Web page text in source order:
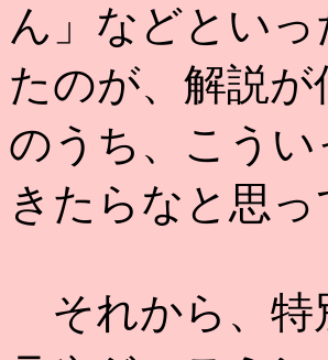
ん」などとい
たのが、解説
のうち、こう
きたらなと思
それから、特